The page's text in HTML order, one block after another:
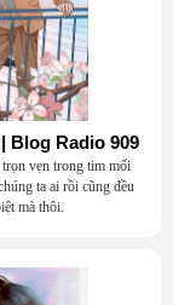
Blog Radio 909
vẹn trong tim mối
ta ai rồi cũng đều
mà thôi.